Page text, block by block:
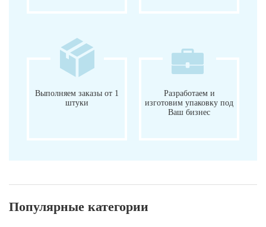
Выполняем заказы от 1
штуки
Разработаем и
изготовим упаковку под
Ваш бизнес
Популярные категории